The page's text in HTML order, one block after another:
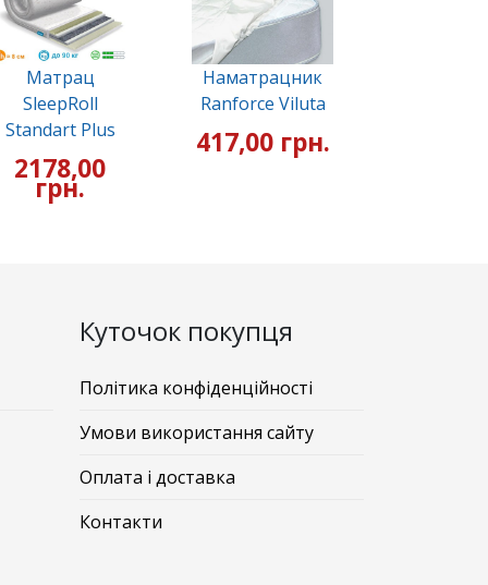
Матрац
SleepRoll
Standart Plus
2178,00
грн.
Наматрацник
Ranforce Viluta
417,00 грн.
Куточок покупця
Політика конфіденційності
Умови використання сайту
Оплата і доставка
Контакти